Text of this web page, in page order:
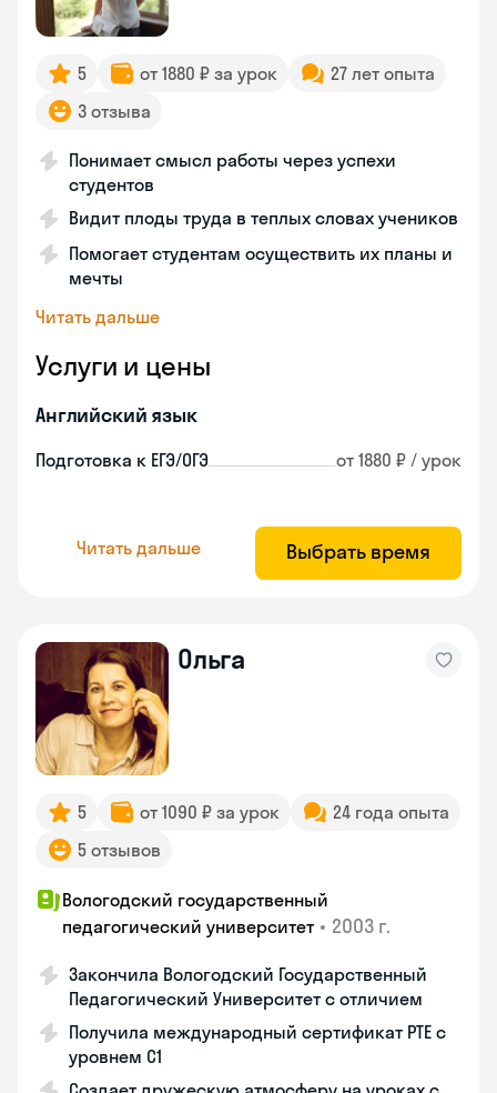
5 от 1880 ₽ за урок
27 лет опыта
3 отзыва
Понимает смысл работы через успехи
студентов
Видит плоды труда в теплых словах учеников
Помогает студентам осуществить их планы и
мечты
Читать дальше
Услуги и цены
Английский язык
Подготовка к ЕГЭ/ОГЭ от 1880 ₽ / урок
Читать дальше Выбрать время
Ольга
5 от 1090 ₽ за урок
24 года опыта
5 отзывов
Вологодский государственный
педагогический университет • 2003 г.
Закончила Вологодский Государственный
Педагогический Университет с отличием
Получила международный сертификат PTE с
уровнем C1